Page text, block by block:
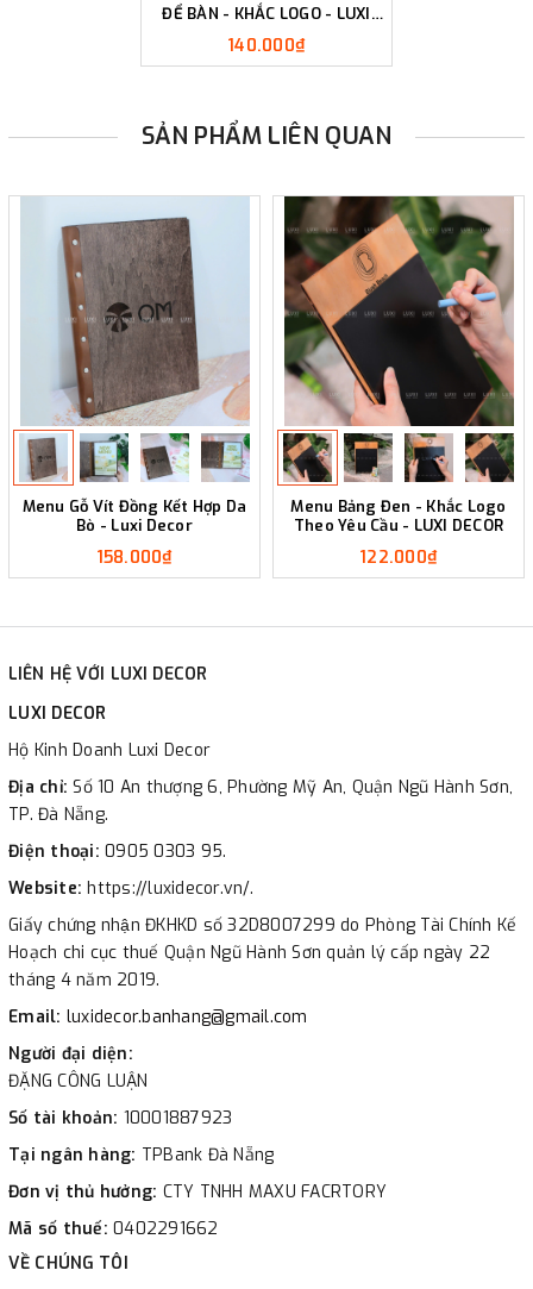
ĐỂ BÀN - KHẮC LOGO - LUXI
140.000₫
SẢN PHẨM LIÊN QUAN
Menu Gỗ Vít Đồng Kết Hợp Da
Bò - Luxi Decor
158.000₫
Menu Bảng Đen - Khắc Logo
Theo Yêu Cầu - LUXI DECOR
122.000₫
LIÊN HỆ VỚI LUXI DECOR
LUXI DECOR
Hộ Kinh Doanh Luxi Decor
Địa chỉ: Số 10 An thượng 6, Phường Mỹ An, Quận Ngũ Hành Sơn,
TP. Đà Nẵng.
Điện thoại: 0905 0303 95.
Website: https://luxidecor.vn/.
Giấy chứng nhận ĐKHKD số 32D8007299 do Phòng Tài Chính Kế
Hoạch chi cục thuế Quận Ngũ Hành Sơn quản lý cấp ngày 22
tháng 4 năm 2019.
Email: luxidecor.banhang@gmail.com
Người đại diện:
ĐẶNG CÔNG LUẬN
Số tài khoản: 10001887923
Tại ngân hàng: TPBank Đà Nẵng
Đơn vị thủ hưởng: CTY TNHH MAXU FACRTORY
Mã số thuế: 0402291662
VỀ CHÚNG TÔI